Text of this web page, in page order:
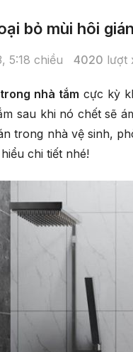
bỏ mùi hôi
5:18 chiều 4020 lượt
nhà tắm cực kỳ
sau khi nó chết sẽ
trong nhà vệ sinh,
chi tiết nhé!